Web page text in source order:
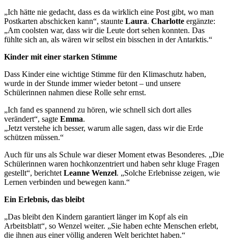
„Ich hätte nie gedacht, dass es da wirklich eine Post gibt, wo man
Postkarten abschicken kann“, staunte Laura. Charlotte ergänzte:
„Am coolsten war, dass wir die Leute dort sehen konnten. Das
fühlte sich an, als wären wir selbst ein bisschen in der Antarktis.“
Kinder mit einer starken Stimme
Dass Kinder eine wichtige Stimme für den Klimaschutz haben,
wurde in der Stunde immer wieder betont – und unsere
Schülerinnen nahmen diese Rolle sehr ernst.
„Ich fand es spannend zu hören, wie schnell sich dort alles
verändert“, sagte Emma.
„Jetzt verstehe ich besser, warum alle sagen, dass wir die Erde
schützen müssen.“
Auch für uns als Schule war dieser Moment etwas Besonderes. „Die
Schülerinnen waren hochkonzentriert und haben sehr kluge Fragen
gestellt“, berichtet Leanne Wenzel. „Solche Erlebnisse zeigen, wie
Lernen verbinden und bewegen kann.“
Ein Erlebnis, das bleibt
„Das bleibt den Kindern garantiert länger im Kopf als ein
Arbeitsblatt“, so Wenzel weiter. „Sie haben echte Menschen erlebt,
die ihnen aus einer völlig anderen Welt berichtet haben.“